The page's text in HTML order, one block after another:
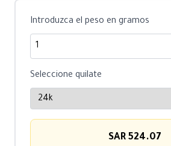
Introduzca el peso en gramos
Seleccione quilate
SAR 524.07